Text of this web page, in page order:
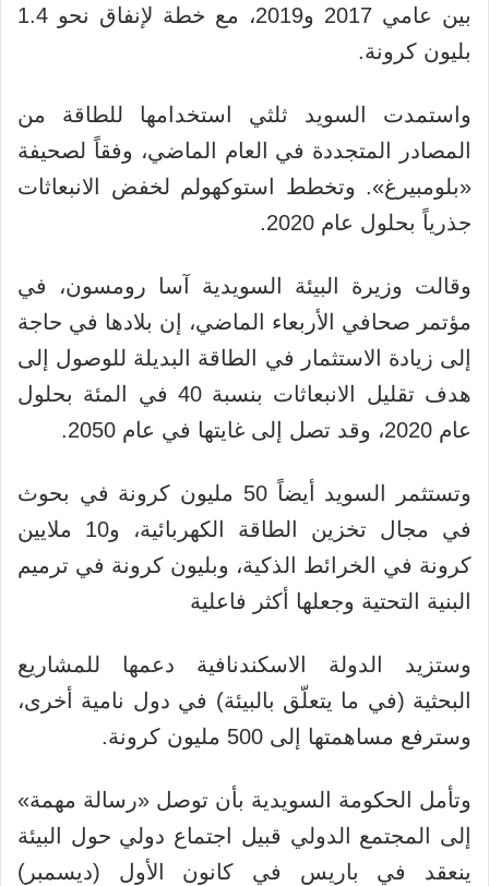
بين عامي 2017 و2019، مع خطة لإنفاق نحو 1.4
بليون كرونة.
واستمدت السويد ثلثي استخدامها للطاقة من
المصادر المتجددة في العام الماضي، وفقاً لصحيفة
«بلومبيرغ». وتخطط استوكهولم لخفض الانبعاثات
جذرياً بحلول عام 2020.
وقالت وزيرة البيئة السويدية آسا رومسون، في
مؤتمر صحافي الأربعاء الماضي، إن بلادها في حاجة
إلى زيادة الاستثمار في الطاقة البديلة للوصول إلى
هدف تقليل الانبعاثات بنسبة 40 في المئة بحلول
عام 2020، وقد تصل إلى غايتها في عام 2050.
وتستثمر السويد أيضاً 50 مليون كرونة في بحوث
في مجال تخزين الطاقة الكهربائية، و10 ملايين
كرونة في الخرائط الذكية، وبليون كرونة في ترميم
البنية التحتية وجعلها أكثر فاعلية
وستزيد الدولة الاسكندنافية دعمها للمشاريع
البحثية (في ما يتعلّق بالبيئة) في دول نامية أخرى،
وسترفع مساهمتها إلى 500 مليون كرونة.
وتأمل الحكومة السويدية بأن توصل «رسالة مهمة»
إلى المجتمع الدولي قبيل اجتماع دولي حول البيئة
ينعقد في باريس في كانون الأول (ديسمبر)